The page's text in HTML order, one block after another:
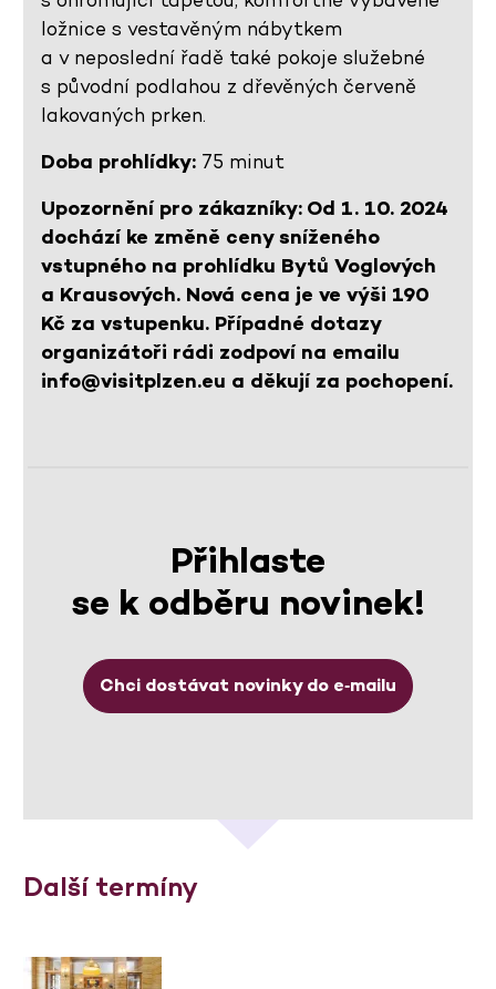
ložnice s vestavěným nábytkem
a v neposlední řadě také pokoje služebné
s původní podlahou z dřevěných červeně
lakovaných prken.
Doba prohlídky: 75 minut
Upozornění pro zákazníky: Od 1. 10. 2024
dochází ke změně ceny sníženého
vstupného na prohlídku Bytů Voglových
a Krausových. Nová cena je ve výši 190
Kč za vstupenku. Případné dotazy
organizátoři rádi zodpoví na emailu
info@visitplzen.eu a děkují za pochopení.
Přihlaste
se k odběru novinek!
Chci dostávat novinky do e‑mailu
Další termíny